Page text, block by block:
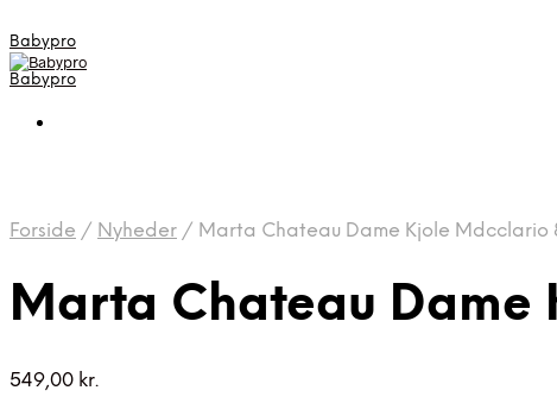
Babypro
Babypro
Forside / Nyheder / Marta Chateau Dame Kjole Mdcclario
Marta Chateau Dame
549,00 kr.